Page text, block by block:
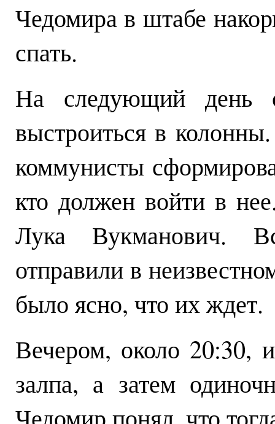
Чедомира в штабе
спать.
На следующий день
выстроиться в
коммунисты
кто должен войти в
Лука Вукманович.
отправили в
было ясно, что их ждет.
Вечером, около 20:30,
залпа, а затем
Чедомир понял, что